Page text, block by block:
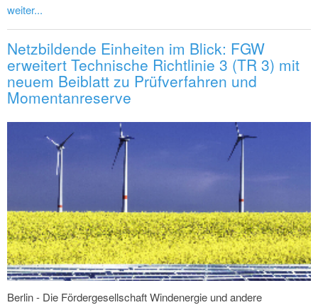
weiter...
Netzbildende Einheiten im Blick: FGW
erweitert Technische Richtlinie 3 (TR 3) mit
neuem Beiblatt zu Prüfverfahren und
Momentanreserve
Berlin - Die Fördergesellschaft Windenergie und andere